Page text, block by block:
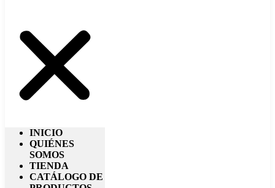
INICIO
QUIÉNES
SOMOS
TIENDA
CATÁLOGO DE